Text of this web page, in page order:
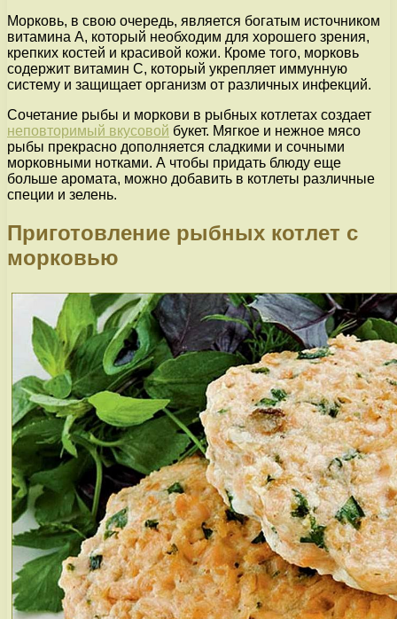
Морковь, в свою очередь, является богатым источником
витамина А, который необходим для хорошего зрения,
крепких костей и красивой кожи. Кроме того, морковь
содержит витамин С, который укрепляет иммунную
систему и защищает организм от различных инфекций.
Сочетание рыбы и моркови в рыбных котлетах создает
неповторимый вкусовой букет. Мягкое и нежное мясо
рыбы прекрасно дополняется сладкими и сочными
морковными нотками. А чтобы придать блюду еще
больше аромата, можно добавить в котлеты различные
специи и зелень.
Приготовление рыбных котлет с
морковью